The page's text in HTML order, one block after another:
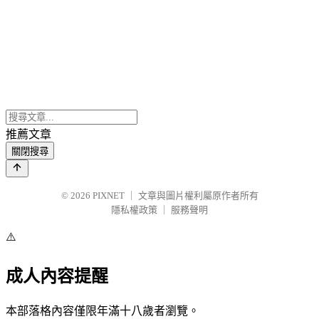
推薦文章
關閉搜尋
© 2026 PIXNET
文章與圖片權利屬原作者所有
隱私權政策
服務聲明
⚠️
成人內容提醒
本部落格內容僅限年滿十八歲者瀏覽。